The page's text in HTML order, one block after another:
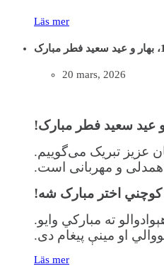
Läs mer
20 mars, 2026
و عید سعید فطر مبارک!
عزیز تبریک می‌گوییم.
همدلی و مهربانی است.
کوچني اختر مبارک شه!
ته مبارکي وايو.
او مينې پيغام دی.
Läs mer